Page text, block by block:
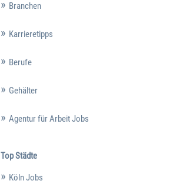
Branchen
Karrieretipps
Berufe
Gehälter
Agentur für Arbeit Jobs
Top Städte
Köln Jobs